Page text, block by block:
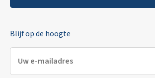
Blijf op de hoogte